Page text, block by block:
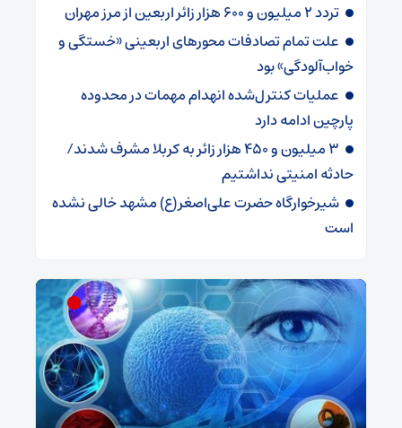
تردد 2 میلیون و 600 هزار زائر اربعین از مرز مهران‌‌
علت تمام‌ تصادفات محورهای اربعینی‌ «خستگی و
خواب‌آلودگی» ‌بود
عملیات کنترل‌شده انهدام مهمات در محدوده
پارچین ادامه دارد
3 میلیون و 450 هزار ‌زائر به کربلا مشرف شد‌ند/‌
حادثه امنیتی نداشتیم
شیرخوارگاه حضرت علی‌اصغر(ع) مشهد خالی نشده
است